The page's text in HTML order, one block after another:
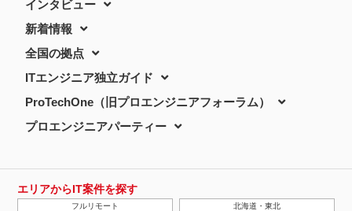
インタビュー
新着情報
全国の拠点
ITエンジニア独立ガイド
ProTechOne（旧プロエンジニアフォーラム）
プロエンジニアパーティー
エリアからIT案件を探す
フルリモート 北海道・東北